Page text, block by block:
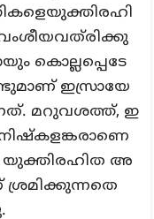
കൊല്ലപ്പെടേ
ഇസ്രായേ
മറുവശത്ത്, ഇ
യുക്തിരഹിത അ